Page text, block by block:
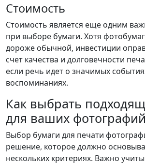
Стоимость
Стоимость является еще одним
при выборе бумаги. Хотя
дороже обычной, инвестиции
счет качества и долговечности
если речь идет о значимых
воспоминаниях.
Как выбрать
для ваших фотографий
Выбор бумаги для печати
решение, которое должно
нескольких критериях. Важно